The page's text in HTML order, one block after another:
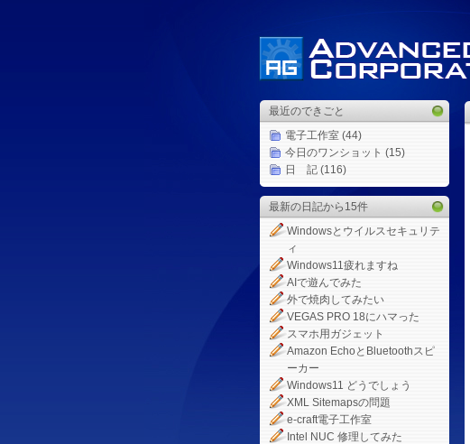
最近のできごと
電子工作室 (44)
今日のワンショット (15)
日 記 (116)
最新の日記から15件
Windowsとウイルスセキュリテ
ィ
Windows11疲れますね
AIで遊んでみた
外で焼肉してみたい
VEGAS PRO 18にハマった
スマホ用ガジェット
Amazon EchoとBluetoothスピ
ーカー
Windows11 どうでしょう
XML Sitemapsの問題
e-craft電子工作室
Intel NUC 修理してみた